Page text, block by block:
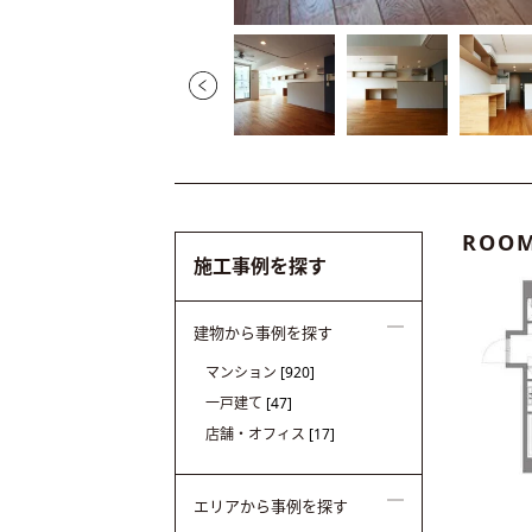
施工事例を探す
建物から事例を探す
マンション [920]
一戸建て [47]
店舗・オフィス [17]
エリアから事例を探す